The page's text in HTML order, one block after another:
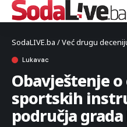
SodaLIVE.ba / Već drugu
Lukavac
Obavještenje
sportskih
područja